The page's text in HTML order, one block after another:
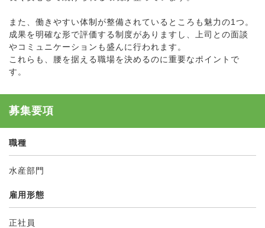
また、働きやすい体制が整備されているところも魅力の1つ。
成果を明確な形で評価する制度がありますし、上司との面談
やコミュニケーションも盛んに行われます。
これらも、腰を据える職場を決めるのに重要なポイントで
す。
募集要項
職種
水産部門
雇用形態
正社員